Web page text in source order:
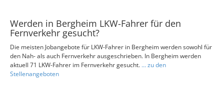
Werden in Bergheim LKW-Fahrer für den
Fernverkehr gesucht?
Die meisten Jobangebote für LKW-Fahrer in Bergheim werden sowohl für
den Nah- als auch Fernverkehr ausgeschrieben. In Bergheim werden
aktuell 71 LKW-Fahrer im Fernverkehr gesucht. ... zu den
Stellenangeboten